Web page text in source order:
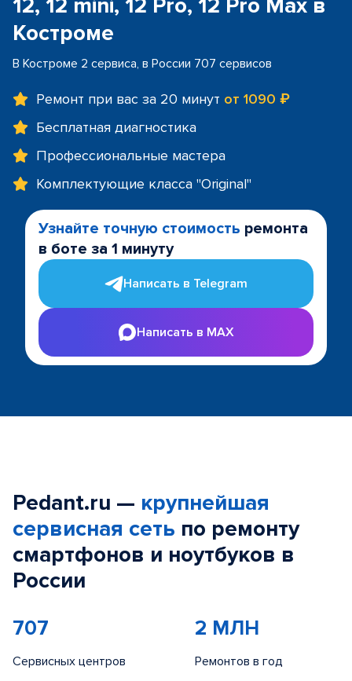
12, 12 mini, 12 Pro, 12 Pro Max в
Костроме
В Костроме 2 сервиса, в России 707 сервисов
Ремонт при вас за 20 минут от 1090 ₽
Бесплатная диагностика
Профессиональные мастера
Комплектующие класса "Original"
Узнайте точную стоимость ремонта
в боте за 1 минуту
Написать в Telegram
Написать в MAX
Pedant.ru — крупнейшая
сервисная сеть по ремонту
смартфонов и ноутбуков в
России
707
Сервисных центров
2 МЛН
Ремонтов в год